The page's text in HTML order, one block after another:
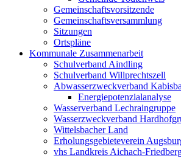
Gemeinschaftsvorsitzende
Gemeinschaftsversammlung
Sitzungen
Ortspläne
Kommunale Zusammenarbeit
Schulverband Aindling
Schulverband Willprechtszell
Abwasserzweckverband
Energiepotenzialanalyse
Wasserverband Lechraingruppe
Wasserzweckverband
Wittelsbacher Land
Erholungsgebieteverein
vhs Landkreis Aichach-